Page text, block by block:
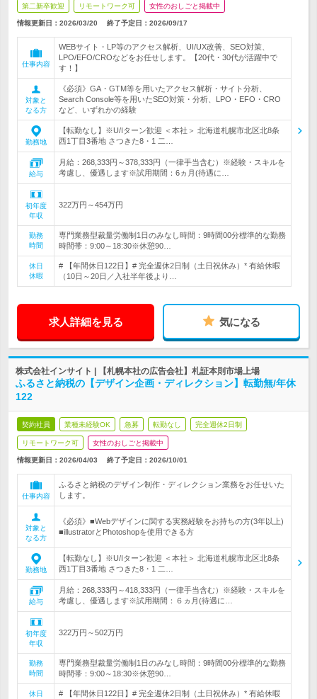
第二新卒歓迎 リモートワーク可 女性のおしごと掲載中
情報更新日：2026/03/20 終了予定日： 2026/09/17
仕事内容
WEBサイト・LP等のアクセス解析、UI/UX改善、SEO対策、
LPO/EFO/CROなどをお任せします。【20代・30代が活躍中で
す！】
対象と
なる方
《必須》GA・GTM等を用いたアクセス解析・サイト分析、
Search Console等を用いたSEO対策・分析、LPO・EFO・CRO
など、いずれかの経験
勤務地
【転勤なし】※U/Iターン歓迎 ＜本社＞ 北海道札幌市北区北8条
西1丁目3番地 さつきた8・1 二…
給与
月給：268,333円～378,333円（一律手当含む）※経験・スキルを
考慮し、優遇します※試用期間：6ヵ月(待遇に…
初年度
年収
322万円～454万円
勤務
時間
専門業務型裁量労働制1日のみなし時間：9時間00分標準的な勤務
時間帯：9:00～18:30※休憩90…
休日
休暇
# 【年間休日122日】# 完全週休2日制（土日祝休み）* 有給休暇
（10日～20日／入社半年後より…
求人詳細を見る 気になる
株式会社インサイト | 【札幌本社の広告会社】札証本則市場上場
ふるさと納税の【デザイン企画・ディレクション】転勤無/年休
122
契約社員 業種未経験OK 急募 転勤なし 完全週休2日制
リモートワーク可 女性のおしごと掲載中
情報更新日：2026/04/03 終了予定日： 2026/10/01
仕事内容
ふるさと納税のデザイン制作・ディレクション業務をお任せいた
します。
対象と
なる方
《必須》■Webデザインに関する実務経験をお持ちの方(3年以上)
■illustratorとPhotoshopを使用できる方
勤務地
【転勤なし】※U/Iターン歓迎 ＜本社＞ 北海道札幌市北区北8条
西1丁目3番地 さつきた8・1 二…
給与
月給：268,333円～418,333円（一律手当含む）※経験・スキルを
考慮し、優遇します※試用期間：６ヵ月(待遇に…
初年度
年収
322万円～502万円
勤務
時間
専門業務型裁量労働制1日のみなし時間：9時間00分標準的な勤務
時間帯：9:00～18:30※休憩90…
休日
# 【年間休日122日】# 完全週休2日制（土日祝休み）* 有給休暇